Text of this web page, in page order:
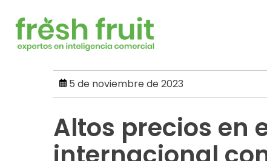
content
5 de noviembre de 2023
Altos precios en